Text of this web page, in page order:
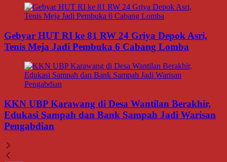
Gebyar HUT RI ke 81 RW 24 Griya Depok Asri,
Tenis Meja Jadi Pembuka 6 Cabang Lomba
KKN UBP Karawang di Desa Wantilan Berakhir,
Edukasi Sampah dan Bank Sampah Jadi Warisan
Pengabdian